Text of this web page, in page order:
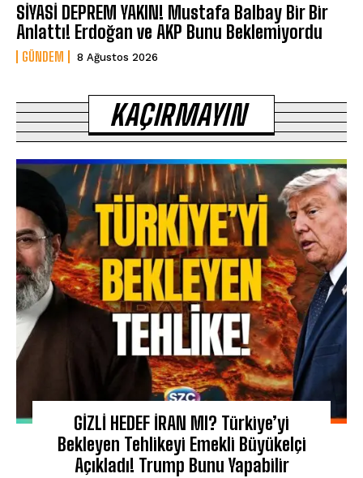
SİYASİ DEPREM YAKIN! Mustafa Balbay Bir Bir
Anlattı! Erdoğan ve AKP Bunu Beklemiyordu
GÜNDEM 8 Ağustos 2026
KAÇIRMAYIN
GİZLİ HEDEF İRAN MI? Türkiye’yi
Bekleyen Tehlikeyi Emekli Büyükelçi
Açıkladı! Trump Bunu Yapabilir